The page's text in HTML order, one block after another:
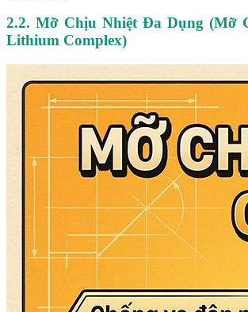
2.2. Mỡ Chịu Nhiệt Đa Dụng (Mỡ
Lithium Complex)